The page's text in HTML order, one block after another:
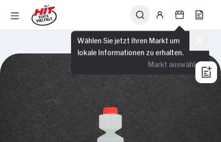
Wählen Sie jetzt Ihren Markt um
lokale Informationen zu erhalten.
Markt auswählen